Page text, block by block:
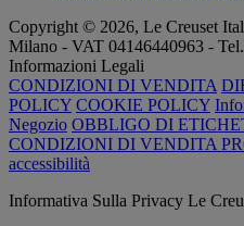
Copyright © 2026, Le Creuset
Milano - VAT 04146440963 -
Informazioni Legali
CONDIZIONI DI VENDITA
POLICY COOKIE POLICY
Negozio OBBLIGO DI
CONDIZIONI DI VENDITA
accessibilità
Informativa Sulla Privacy Le